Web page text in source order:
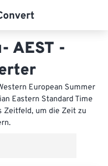
AEST -
European Summer
Eastern Standard Time
Zeitfeld, um die Zeit zu